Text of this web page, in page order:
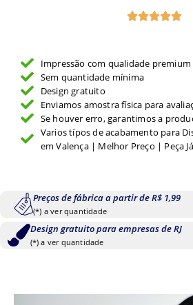
Impressão com qualidade premium
Sem quantidade mínima
Design gratuito
Enviamos amostra física para
Se houver erro, garantimos a
Varios típos de acabamento para
em Valença | Melhor Preço | Peça Já
Preços de fábrica a partir de R$ 1,99
(*) a ver quantidade
Design gratuito para empresas de RJ
(*) a ver quantidade